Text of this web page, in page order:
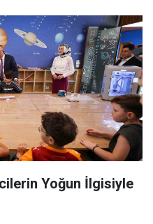
Yoğun İlgisiyle